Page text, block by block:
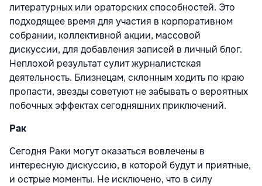
литературных или ораторских способностей. Это
подходящее время для участия в корпоративном
собрании, коллективной акции, массовой
дискуссии, для добавления записей в личный блог.
Неплохой результат сулит журналистская
деятельность. Близнецам, склонным ходить по краю
пропасти, звезды советуют не забывать о вероятных
побочных эффектах сегодняшних приключений.
Рак
Сегодня Раки могут оказаться вовлечены в
интересную дискуссию, в которой будут и приятные,
и острые моменты. Не исключено, что в силу